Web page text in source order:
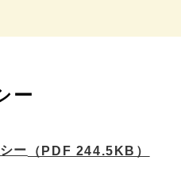
ー
ー （PDF 244.5KB）